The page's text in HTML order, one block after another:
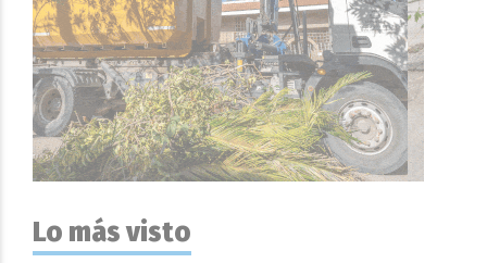
Lo más visto